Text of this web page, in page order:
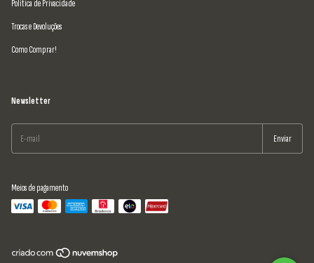
Política de Privacidade
Trocas e Devoluções
Como Comprar!
Newsletter
Meios de pagamento